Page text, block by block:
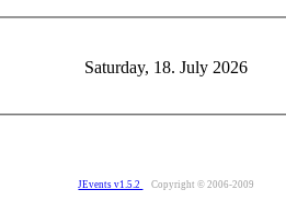
Saturday, 18. July 2026
JEvents v1.5.2 Copyright © 2006-2009